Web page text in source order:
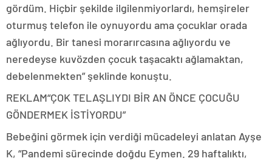
gördüm. Hiçbir şekilde ilgilenmiyorlardı, hemşireler
oturmuş telefon ile oynuyordu ama çocuklar orada
ağlıyordu. Bir tanesi morarırcasına ağlıyordu ve
neredeyse kuvözden çocuk taşacaktı ağlamaktan,
debelenmekten” şeklinde konuştu.
REKLAM“ÇOK TELAŞLIYDI BİR AN ÖNCE ÇOCUĞU
GÖNDERMEK İSTİYORDU”
Bebeğini görmek için verdiği mücadeleyi anlatan Ayşe
K, “Pandemi sürecinde doğdu Eymen. 29 haftalıktı,